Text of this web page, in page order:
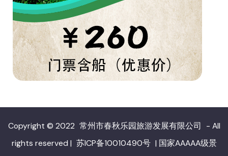
Copyright © 2022 常州市春秋乐园旅游发展有限公司 - All
rights reserved | 苏ICP备10010490号 | 国家AAAAA级景